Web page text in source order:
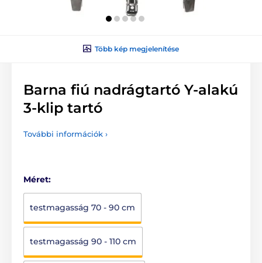
Több kép megjelenítése
Barna fiú nadrágtartó Y-alakú
3-klip tartó
További információk ›
Méret:
testmagasság 70 - 90 cm
testmagasság 90 - 110 cm